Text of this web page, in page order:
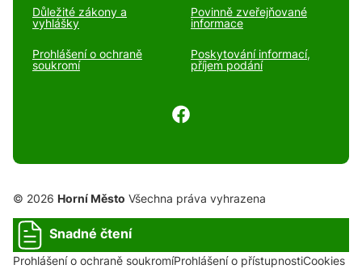
Důležité zákony a
vyhlášky
Povinně zveřejňované
informace
Prohlášení o ochraně
soukromí
Poskytování informací,
příjem podání
© 2026 Horní Město Všechna práva vyhrazena
Snadné čtení
Prohlášení o ochraně soukromíProhlášení o přístupnostiCookies